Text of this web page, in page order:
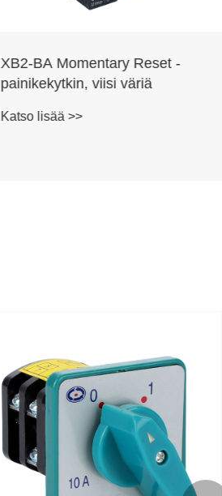
XB2-BA Momentary Reset -
painikekytkin, viisi väriä
Katso lisää >>